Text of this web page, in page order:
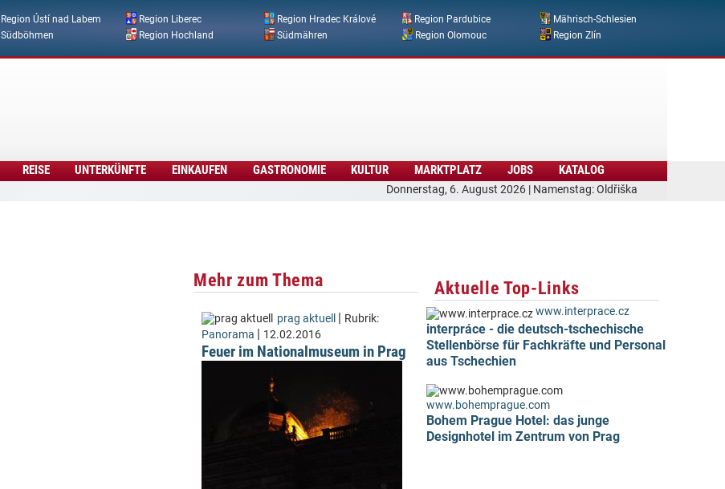
Direkt zum Inhalt
Region Ústí nad Labem Region Liberec Region Hradec Králové Region Pardubice
Mährisch-Schlesien
Südböhmen Region Hochland Südmähren Region Olomouc Region Zlín
Donnerstag, 6. August 2026 | Namenstag: Oldřiška
REISE UNTERKÜNFTE EINKAUFEN GASTRONOMIE KULTUR MARKTPLATZ JOBS KATALOG
Mehr zum Thema
prag aktuell | Rubrik:
Panorama | 12.02.2016
Feuer im Nationalmuseum in Prag
Aktuelle Top-Links
www.interprace.cz
interpráce - die deutsch-tschechische
Stellenbörse für Fachkräfte und Personal
aus Tschechien
www.bohemprague.com
Bohem Prague Hotel: das junge
Designhotel im Zentrum von Prag